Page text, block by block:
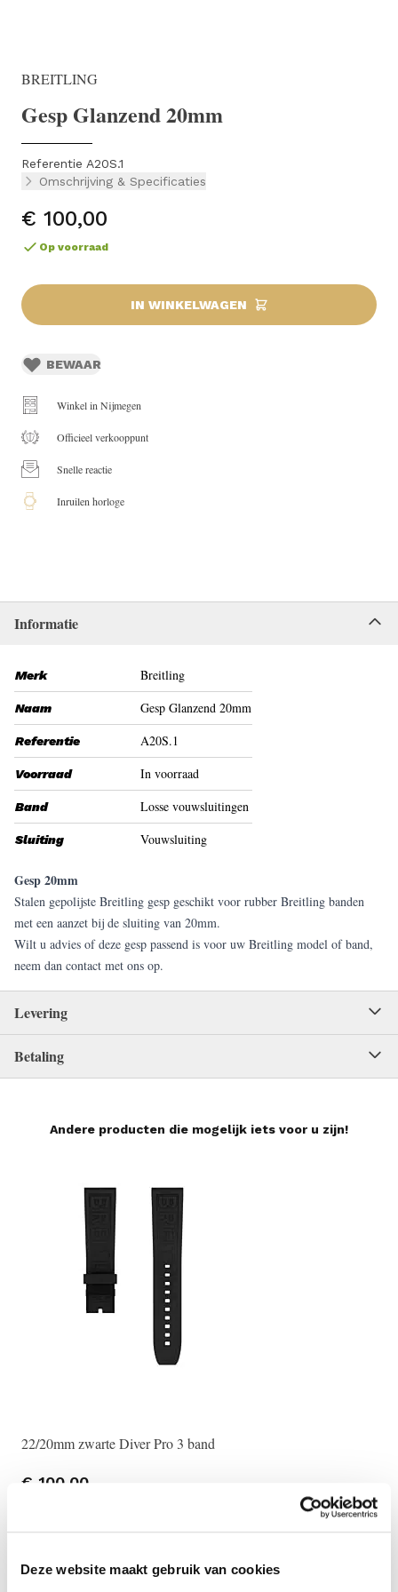
Deze website maakt gebruik van cookies
BREITLING
Gesp Glanzend 20mm
Referentie A20S.1
Omschrijving & Specificaties
€ 100,00
Op voorraad
IN WINKELWAGEN
BEWAAR
Winkel in Nijmegen
Officieel verkooppunt
Snelle reactie
Inruilen horloge
Informatie
Merk Breitling
Naam Gesp Glanzend 20mm
Referentie A20S.1
Voorraad In voorraad
Band Losse vouwsluitingen
Sluiting Vouwsluiting
Gesp 20mm
Stalen gepolijste Breitling gesp geschikt voor rubber Breitling banden
met een aanzet bij de sluiting van 20mm.
Wilt u advies of deze gesp passend is voor uw Breitling model of band,
neem dan contact met ons op.
Levering
Betaling
Andere producten die mogelijk iets voor u zijn!
22/20mm zwarte Diver Pro 3 band
€ 100,00